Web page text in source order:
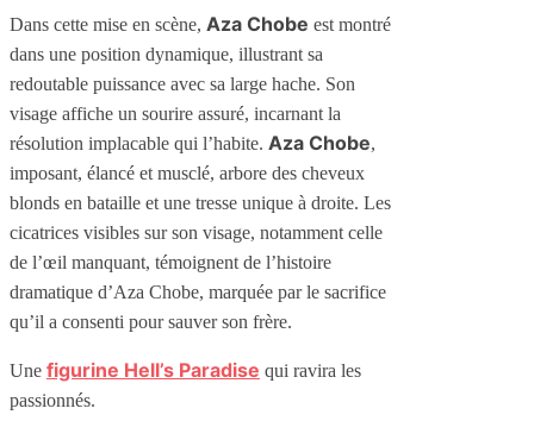
Dans cette mise en scène, Aza Chobe est montré
dans une position dynamique, illustrant sa
redoutable puissance avec sa large hache. Son
visage affiche un sourire assuré, incarnant la
résolution implacable qui l’habite. Aza Chobe,
imposant, élancé et musclé, arbore des cheveux
blonds en bataille et une tresse unique à droite. Les
cicatrices visibles sur son visage, notamment celle
de l’œil manquant, témoignent de l’histoire
dramatique d’Aza Chobe, marquée par le sacrifice
qu’il a consenti pour sauver son frère.
Une figurine Hell’s Paradise qui ravira les
passionnés.